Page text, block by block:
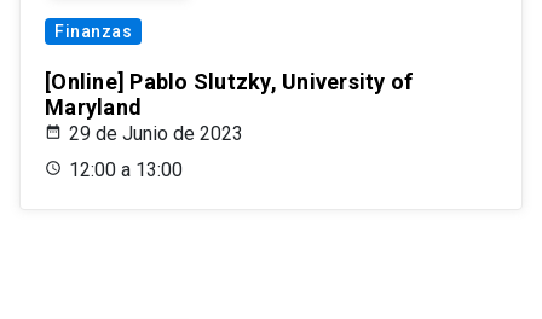
Finanzas
[Online] Pablo Slutzky, University of
Maryland
29 de Junio de 2023
12:00 a 13:00